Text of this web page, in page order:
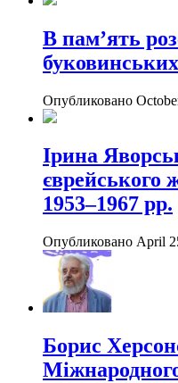
В пам’ять
Опубликовано
Ірина
єврейського
1953–1967 рр.
Опубликовано April
Борис